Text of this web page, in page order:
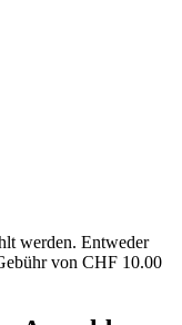
werden. Entweder
von CHF 10.00